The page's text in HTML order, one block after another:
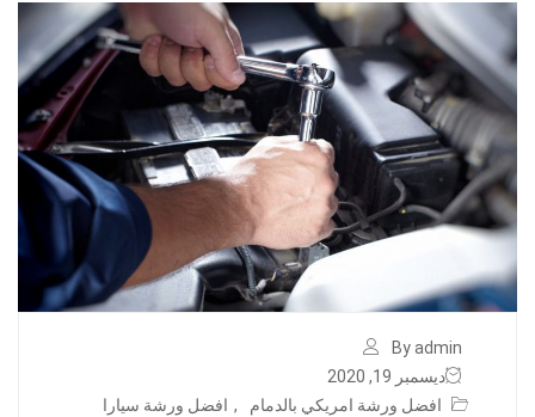
By admin
ديسمبر 19, 2020
افضل ورشة امريكي بالدمام
, افضل ورشة سيارا